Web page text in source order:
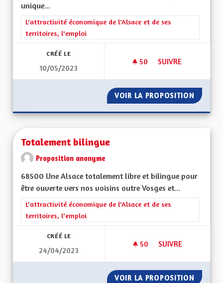
unique...
Filtrer les résultats de la catégorie : L'attractivité
L'attractivité économique de l'Alsace et de ses
territoires, l'emploi
CRÉÉ LE
10/05/2023
50 50 ABONNÉS
SUIVRE
VOIR LA PROPOSITION
Totalement bilingue
Proposition anonyme
68500 Une Alsace totalement libre et bilingue pour
être ouverte vers nos voisins outre Vosges et...
Filtrer les résultats de la catégorie : L'attractivité
L'attractivité économique de l'Alsace et de ses
territoires, l'emploi
CRÉÉ LE
24/04/2023
50 50 ABONNÉS
SUIVRE
VOIR LA PROPOSITION